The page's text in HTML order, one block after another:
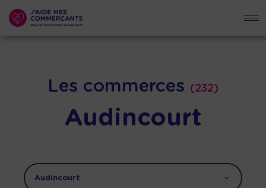
Les commerces (232)
Audincourt